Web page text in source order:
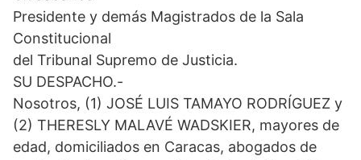
t
t
e
r
)
b
o
o
k
e
d
l
A
Presidente y demás Magistrados de la Sala
Constitucional
del Tribunal Supremo de Justicia.
SU DESPACHO.-
Nosotros, (1) JOSÉ LUIS TAMAYO RODRÍGUEZ y
(2) THERESLY MALAVÉ WADSKIER, mayores de
edad, domiciliados en Caracas, abogados de